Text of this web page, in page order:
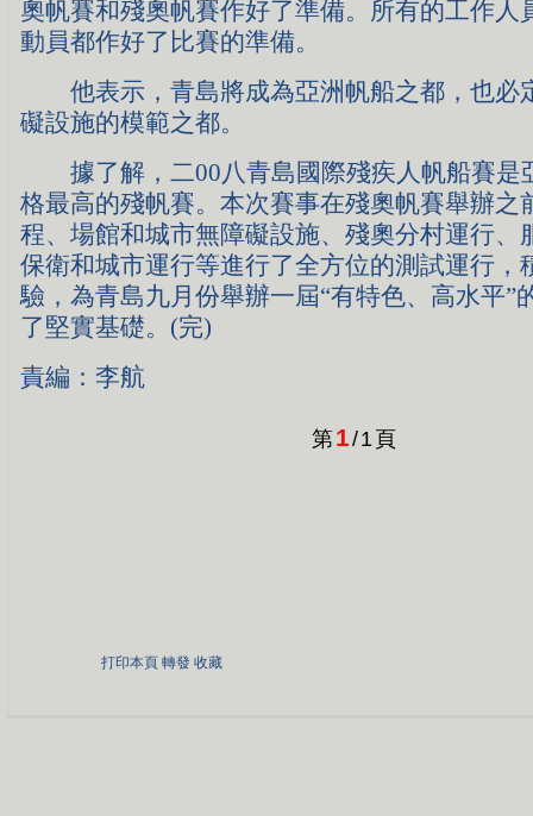
奧帆賽和殘奧帆賽作好了準備。所有的工作人
動員都作好了比賽的準備。
他表示，青島將成為亞洲帆船之都，也必
礙設施的模範之都。
據了解，二00八青島國際殘疾人帆船賽是
格最高的殘帆賽。本次賽事在殘奧帆賽舉辦之
程、場館和城市無障礙設施、殘奧分村運行、
保衛和城市運行等進行了全方位的測試運行，
驗，為青島九月份舉辦一屆“有特色、高水平”
了堅實基礎。(完)
責編：李航
第1/1 頁
打印本頁 轉發 收藏